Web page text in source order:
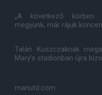
„A következõ körben
megyünk, már rájuk
Talán Kuszczaknak
Mary’s stadionban újra
manutd.com